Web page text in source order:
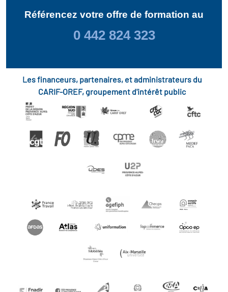
Référencez votre offre de formation au
0 442 824 323
Les financeurs, partenaires, et administrateurs du
CARIF-OREF, groupement d'intérêt public